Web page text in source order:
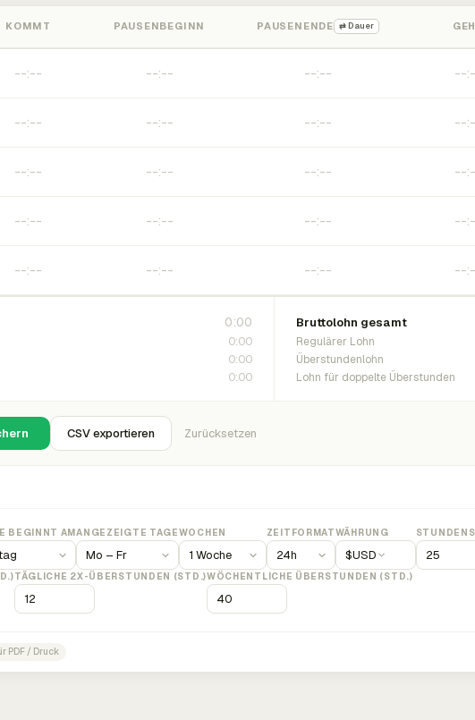
KOMMT PAUSENBEGINN PAUSENENDE ⇄ Dauer
0:00
0:00
0:00
0:00
Bruttolohn gesamt
Regulärer Lohn
Überstundenlohn
Lohn für doppelte Überstunden
CSV exportieren Zurücksetzen
BEGINNT AMANGEZEIGTE TAGEWOCHEN ZEITFORMATWÄHRUNG
$USD
TÄGLICHE 2X-ÜBERSTUNDEN (STD.)WÖCHENTLICHE ÜBERSTUNDEN (STD.)
PDF / Druck